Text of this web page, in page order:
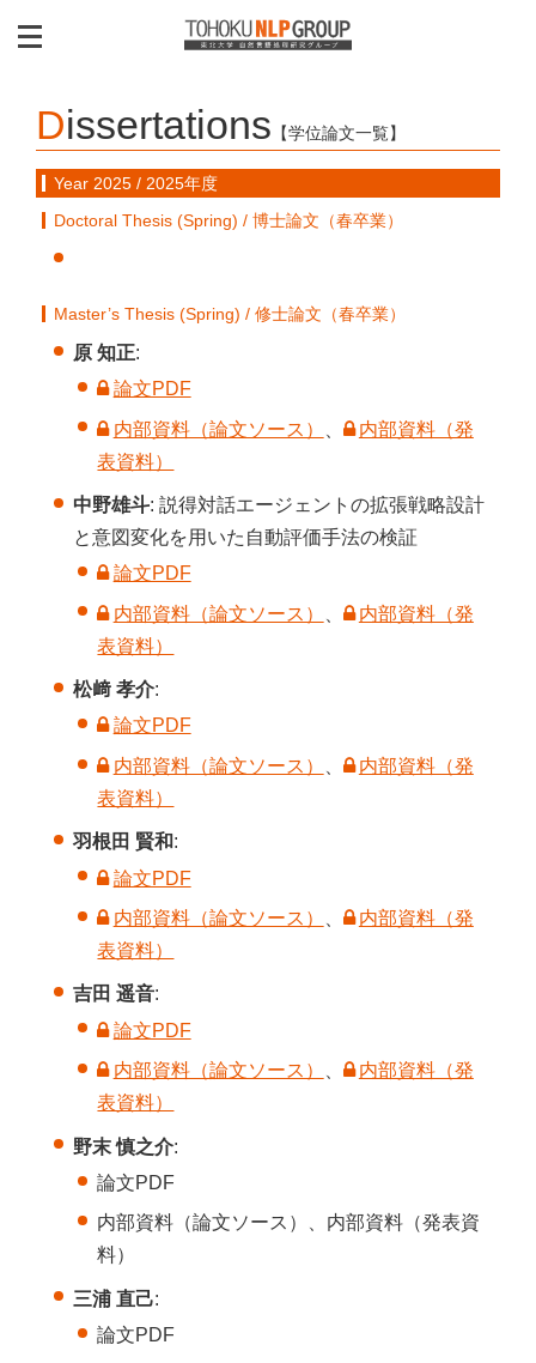
Dissertations 【学位論文一覧】
Year 2025 / 2025年度
Doctoral Thesis (Spring) / 博士論文（春卒業）
Master’s Thesis (Spring) / 修士論文（春卒業）
原 知正:
論文PDF
内部資料（論文ソース）
内部資料（発
表資料）
中野雄斗: 説得対話エージェントの拡張戦略設計
と意図変化を用いた自動評価手法の検証
論文PDF
内部資料（論文ソース）
内部資料（発
表資料）
松﨑 孝介:
論文PDF
内部資料（論文ソース）
内部資料（発
表資料）
羽根田 賢和:
論文PDF
内部資料（論文ソース）
内部資料（発
表資料）
吉田 遥音:
論文PDF
内部資料（論文ソース）
内部資料（発
表資料）
野末 慎之介:
論文PDF
内部資料（論文ソース）、内部資料（発表資
料）
三浦 直己:
論文PDF